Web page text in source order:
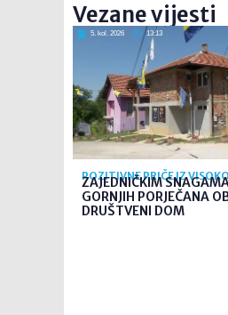
Vezane vijesti
5. kol. 2026 13:13
POZITIVNE PRIČE IZ
ZAJEDNIČKIM
GORNJIH PORJEČANA
DRUŠTVENI DOM